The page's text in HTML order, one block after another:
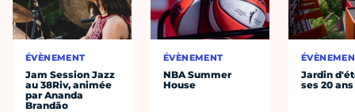
ÉVÈNEMENT
Jam Session Jazz
au 38Riv, animée
par Ananda
Brandão
ÉVÈNEMENT
NBA Summer
House
Jardin
ses 20 ans